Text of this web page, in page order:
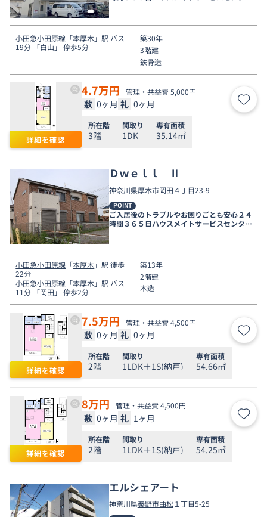
電話受付対応。
小田急小田原線 「本厚木」駅 バス
19分 「白山」 停歩5分
築30年
3階建
鉄骨造
詳細を確認
4.7万円 管理・共益費 5,000円
敷 0ヶ月 礼 0ヶ月 お気
所在階
3階
間取り
1DK
専有面積
35.14㎡
Ｄｗｅｌｌ Ⅱ
神奈川県厚木市岡田４丁目23-9
POINT
ご入居後のトラブルやお困りごとも安心２４
時間３６５日ハウスメイトサービスセンター
電話受付対応。
小田急小田原線 「本厚木」駅 徒歩
22分
小田急小田原線 「本厚木」駅 バス
11分 「岡田」 停歩2分
築13年
2階建
木造
詳細を確認
7.5万円 管理・共益費 4,500円
敷 0ヶ月 礼 0ヶ月 お気
所在階
2階
間取り
1LDK＋1S(納戸)
専有面積
54.66㎡
詳細を確認
8万円 管理・共益費 4,500円
敷 0ヶ月 礼 1ヶ月 お気
所在階
2階
間取り
1LDK＋1S(納戸)
専有面積
54.25㎡
エルシェアート
神奈川県秦野市曲松１丁目5-25